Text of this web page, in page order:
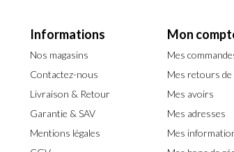
Informations
Nos magasins
Contactez-nous
Livraison & Retour
Garantie & SAV
Mentions légales
Mon
Mes
Mes retours de
Mes avoirs
Mes adresses
Mes